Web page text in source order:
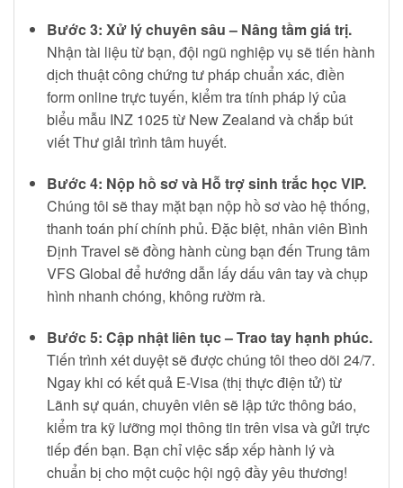
Bước 3: Xử lý chuyên sâu – Nâng tầm giá trị.
Nhận tài liệu từ bạn, đội ngũ nghiệp vụ sẽ tiến hành
dịch thuật công chứng tư pháp chuẩn xác, điền
form online trực tuyến, kiểm tra tính pháp lý của
biểu mẫu INZ 1025 từ New Zealand và chắp bút
viết Thư giải trình tâm huyết.
Bước 4: Nộp hồ sơ và Hỗ trợ sinh trắc học VIP.
Chúng tôi sẽ thay mặt bạn nộp hồ sơ vào hệ thống,
thanh toán phí chính phủ. Đặc biệt, nhân viên Bình
Định Travel sẽ đồng hành cùng bạn đến Trung tâm
VFS Global để hướng dẫn lấy dấu vân tay và chụp
hình nhanh chóng, không rườm rà.
Bước 5: Cập nhật liên tục – Trao tay hạnh phúc.
Tiến trình xét duyệt sẽ được chúng tôi theo dõi 24/7.
Ngay khi có kết quả E-Visa (thị thực điện tử) từ
Lãnh sự quán, chuyên viên sẽ lập tức thông báo,
kiểm tra kỹ lưỡng mọi thông tin trên visa và gửi trực
tiếp đến bạn. Bạn chỉ việc sắp xếp hành lý và
chuẩn bị cho một cuộc hội ngộ đầy yêu thương!